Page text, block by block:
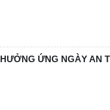
HƯỞNG ỨNG NGÀY AN